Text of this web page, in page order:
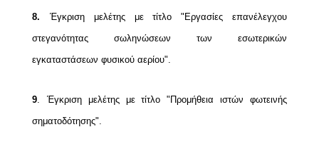
8.
Έγκριση μελέτης με τίτλο "Εργασίες επανέλεγχου
στεγανότητας σωληνώσεων των εσωτερικών
εγκαταστάσεων φυσικού αερίου".
9.
Έγκριση μελέτης με τίτλο "Προμήθεια ιστών φωτεινής
σηματοδότησης".